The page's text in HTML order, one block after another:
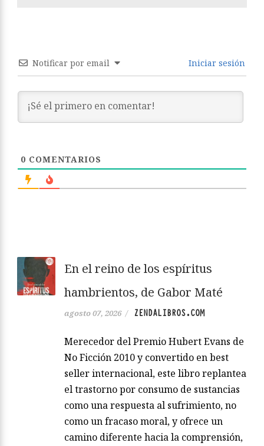
Notificar por email Iniciar sesión
0 COMENTARIOS
En el reino de los espíritus
hambrientos, de Gabor Maté
agosto 07, 2026 / ZENDALIBROS.COM
Merecedor del Premio Hubert Evans de
No Ficción 2010 y convertido en best
seller internacional, este libro replantea
el trastorno por consumo de sustancias
como una respuesta al sufrimiento, no
como un fracaso moral, y ofrece un
camino diferente hacia la comprensión,